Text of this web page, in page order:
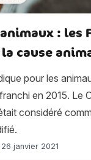
: les
cause
pour les
en 2015. Le
considéré
26 janvier 2021